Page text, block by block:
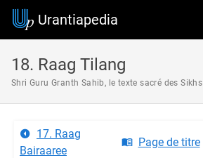
Urantiapedia
18. Raag Tilang
Shri Guru Granth Sahib, le texte sacré des Sikhs
17. Raag
Bairaaree
Page de titre